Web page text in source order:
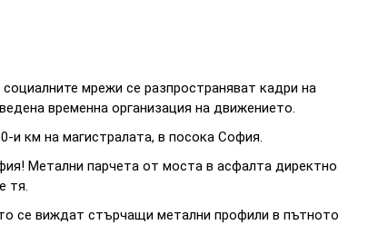
мрежи се разпространяват кадри на
временна организация на движението.
км на магистралата, в посока София.
Метални парчета от моста в асфалта директно
тя.
се виждат стърчащи метални профили в пътното